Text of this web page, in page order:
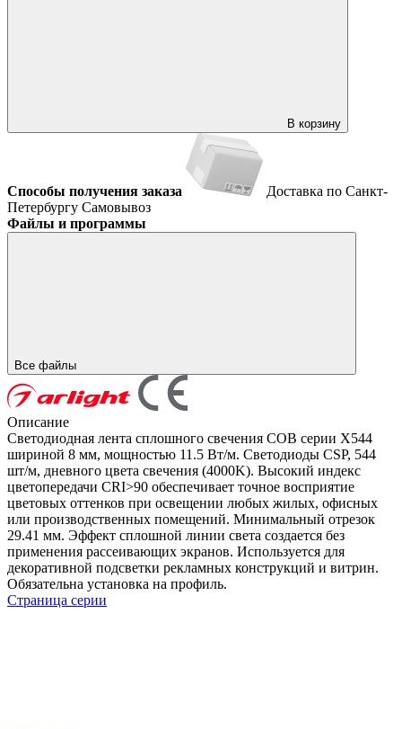
В корзину
Способы получения заказа
Доставка по Санкт-
Петербургу Самовывоз
Файлы и программы
Все файлы
Описание
Светодиодная лента сплошного свечения COB серии X544
шириной 8 мм, мощностью 11.5 Вт/м. Светодиоды CSP, 544
шт/м, дневного цвета свечения (4000K). Высокий индекс
цветопередачи CRI>90 обеспечивает точное восприятие
цветовых оттенков при освещении любых жилых, офисных
или производственных помещений. Минимальный отрезок
29.41 мм. Эффект сплошной линии света создается без
применения рассеивающих экранов. Используется для
декоративной подсветки рекламных конструкций и витрин.
Обязательна установка на профиль.
Страница серии